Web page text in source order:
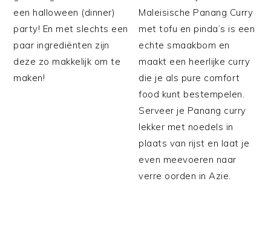
een halloween (dinner)
party! En met slechts een
paar ingrediënten zijn
deze zo makkelijk om te
maken!
Maleisische Panang Curry
met tofu en pinda’s is een
echte smaakbom en
maakt een heerlijke curry
die je als pure comfort
food kunt bestempelen.
Serveer je Panang curry
lekker met noedels in
plaats van rijst en laat je
even meevoeren naar
verre oorden in Azie.